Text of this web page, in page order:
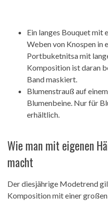
Ein langes Bouquet mit
Weben von Knospen in
Portbuketnitsa mit
Komposition ist daran
Band maskiert.
Blumenstrauß auf
Blumenbeine. Nur für
erhältlich.
Wie man mit eigenen
macht
Der diesjährige Modetrend
Komposition mit einer